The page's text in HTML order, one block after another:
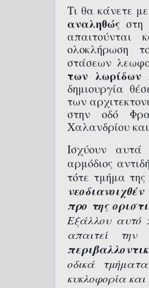
Τι θα κάνετε
αναληθώς στη
απαιτούνται
ολοκλήρωση
στάσεων
των
δημιουργία
των
στην οδό
Χαλανδρίου
Ισχύουν
αρμόδιος
τότε τμήμα
προ της
Εξάλλου αυτό
απαιτεί την
οδικά
κυκλοφορία και